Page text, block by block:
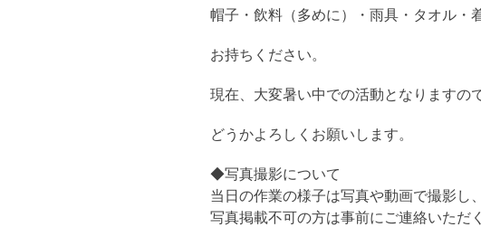
帽子・飲料（多めに）・雨具・タオル・
お持ちください。
現在、大変暑い中での活動となりますの
どうかよろしくお願いします。
◆写真撮影について
当日の作業の様子は写真や動画で撮影し
写真掲載不可の方は事前にご連絡いただ